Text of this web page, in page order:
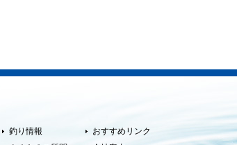
釣り情報
おすすめリンク